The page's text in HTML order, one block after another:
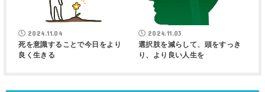
2024.11.04
死を意識することで今日をより
良く生きる
2024.11.03
選択肢を減らして、頭をすっき
り、より良い人生を